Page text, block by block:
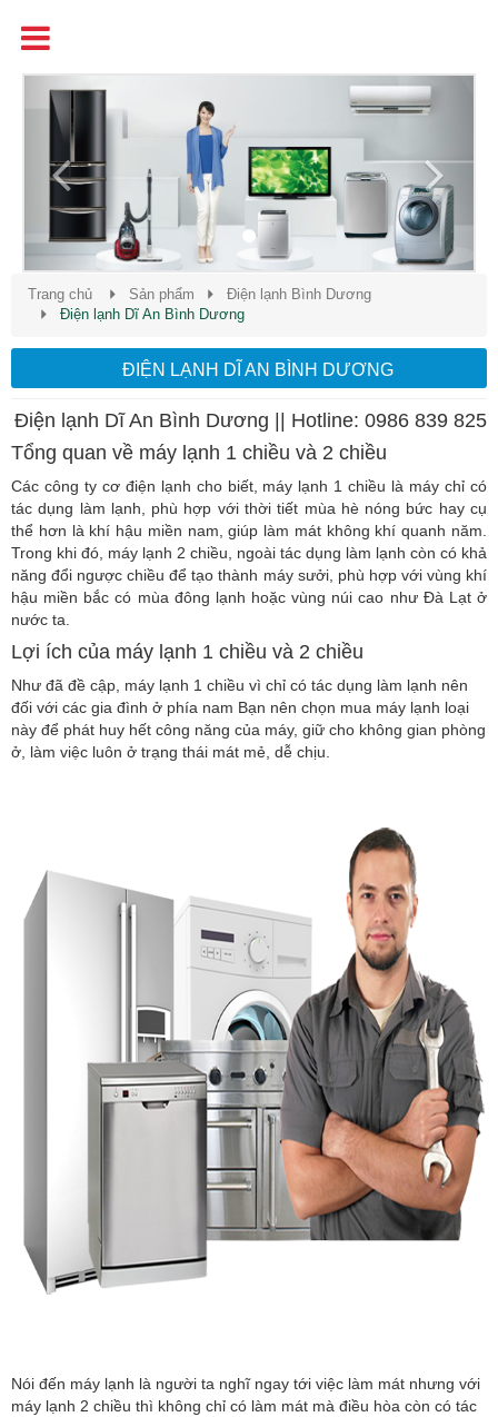
Previous
Trang chủ Sản phẩm
Điện lạnh Bình Dương
Điện lạnh Dĩ An Bình Dương
ĐIỆN LẠNH DĨ AN BÌNH DƯƠNG
Điện lạnh Dĩ An Bình Dương || Hotline: 0986 839 825
Tổng quan về máy lạnh 1 chiều và 2 chiều
Các công ty cơ điện lạnh cho biết, máy lạnh 1 chiều là máy chỉ có
tác dụng làm lạnh, phù hợp với thời tiết mùa hè nóng bức hay cụ
thể hơn là khí hậu miền nam, giúp làm mát không khí quanh năm.
Trong khi đó, máy lạnh 2 chiều, ngoài tác dụng làm lạnh còn có khả
năng đổi ngược chiều để tạo thành máy sưởi, phù hợp với vùng khí
hậu miền bắc có mùa đông lạnh hoặc vùng núi cao như Đà Lạt ở
nước ta.
Lợi ích của máy lạnh 1 chiều và 2 chiều
Như đã đề cập, máy lạnh 1 chiều vì chỉ có tác dụng làm lạnh nên
đối với các gia đình ở phía nam Bạn nên chọn mua máy lạnh loại
này để phát huy hết công năng của máy, giữ cho không gian phòng
ở, làm việc luôn ở trạng thái mát mẻ, dễ chịu.
Nói đến máy lạnh là người ta nghĩ ngay tới việc làm mát nhưng với
máy lạnh 2 chiều thì không chỉ có làm mát mà điều hòa còn có tác